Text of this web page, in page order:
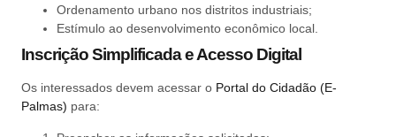
Ordenamento urbano nos distritos industriais;
Estímulo ao desenvolvimento econômico local.
Inscrição Simplificada e Acesso Digital
Os interessados devem acessar o Portal do Cidadão (E-
Palmas) para: